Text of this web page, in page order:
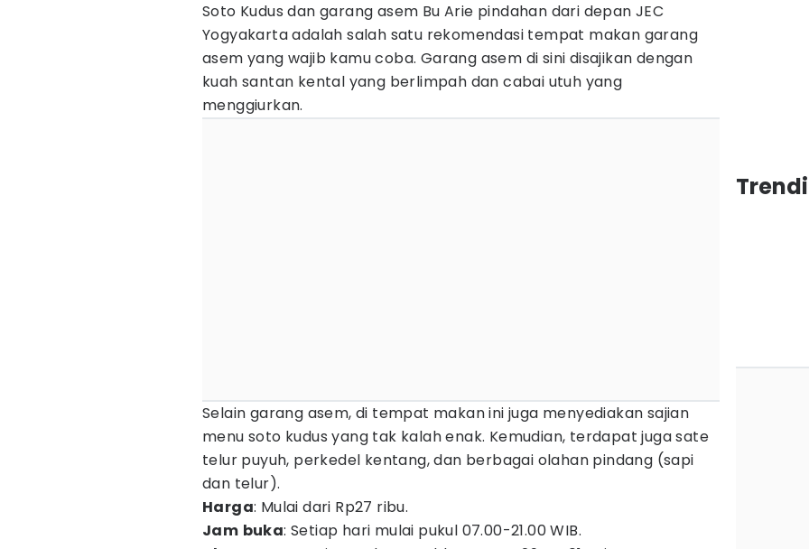
Soto Kudus dan garang asem Bu Arie pindahan dari depan JEC
Yogyakarta adalah salah satu rekomendasi tempat makan garang
asem yang wajib kamu coba. Garang asem di sini disajikan dengan
kuah santan kental yang berlimpah dan cabai utuh yang
menggiurkan.
Selain garang asem, di tempat makan ini juga menyediakan sajian
menu soto kudus yang tak kalah enak. Kemudian, terdapat juga sate
telur puyuh, perkedel kentang, dan berbagai olahan pindang (sapi
dan telur).
Harga: Mulai dari Rp27 ribu.
Jam buka: Setiap hari mulai pukul 07.00-21.00 WIB.